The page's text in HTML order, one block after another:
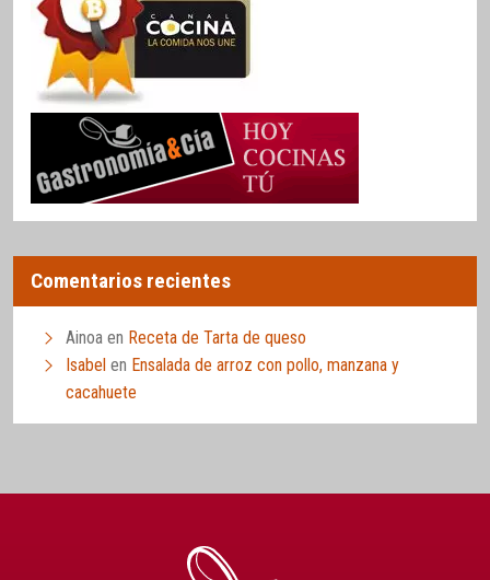
Comentarios recientes
Ainoa en Receta de Tarta de queso
Isabel en Ensalada de arroz con pollo, manzana y
cacahuete